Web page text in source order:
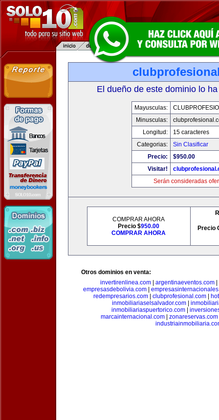
El dueño de este dominio lo
Mayusculas:
Minusculas:
Longitud:
15 caracteres
Categorias:
Sin Clasificar
Precio:
$950.00
Visitar!
Serán consideradas
COMPRAR AHORA
Precio $950.00
COMPRAR AHORA
Precio
Otros dominios en venta:
invertirenlinea.com| argentinaeventos.com|
empresasdebolivia.com|
redempresarios.com
clubprofesional.com
inmobiliariaselsalvador.com|
inmobiliariaspuertorico.com
marcainternacional.com| zonareservas.com